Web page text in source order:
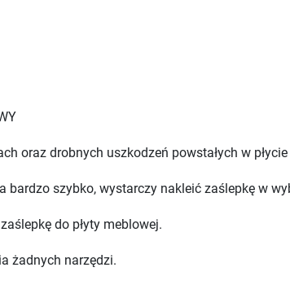
oraz drobnych uszkodzeń powstałych w
bardzo szybko, wystarczy nakleić zaślepkę w
do płyty meblowej.
żadnych narzędzi.